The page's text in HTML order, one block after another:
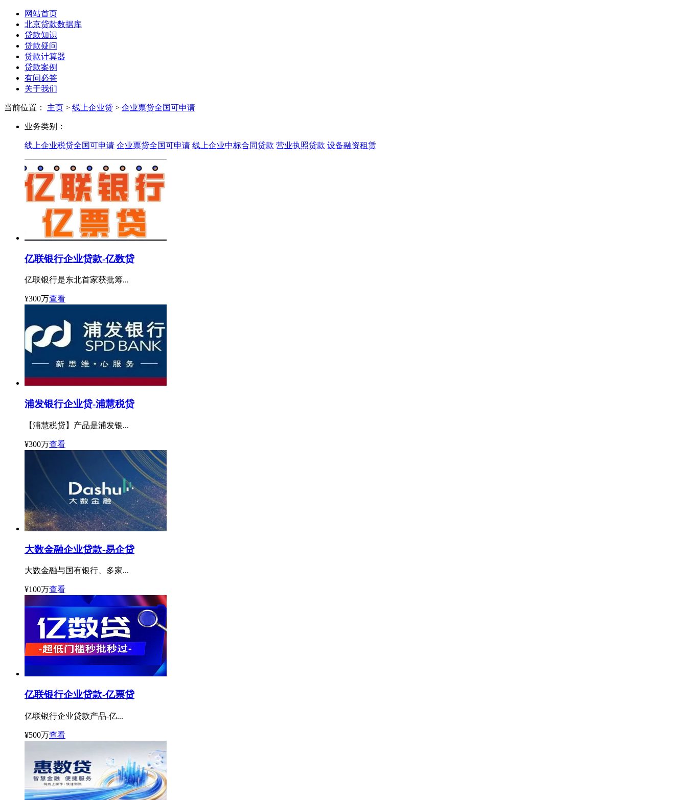
网站首页
北京贷款数据库
贷款知识
贷款疑问
贷款计算器
贷款案例
有问必答
关于我们
当前位置： 主页 > 线上企业贷 > 企业票贷全国可申请
企
国
业务类别：
线上企业税贷全国可申请 企业票贷全国可申请 线上企业中标合同贷款 营业执照贷款 设备融资租赁
亿联银行企业贷款-亿数贷
亿联银行是东北首家获批筹...
¥300万查看
浦发银行企业贷-浦慧税贷
【浦慧税贷】产品是浦发银...
¥300万查看
大数金融企业贷款-易企贷
大数金融与国有银行、多家...
¥100万查看
亿联银行企业贷款-亿票贷
亿联银行企业贷款产品-亿...
¥500万查看